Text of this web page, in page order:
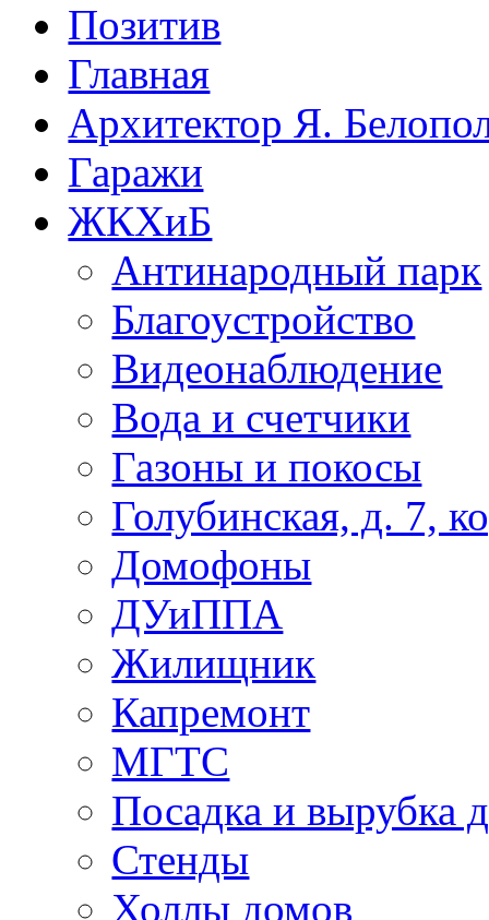
Позитив
Главная
Архитектор Я.
Гаражи
ЖКХиБ
Антинародный парк
Благоустройство
Видеонаблюдение
Вода и счетчики
Газоны и покосы
Голубинская, д. 7,
Домофоны
ДУиППА
Жилищник
Капремонт
МГТС
Посадка и вырубка
Стенды
Холлы домов